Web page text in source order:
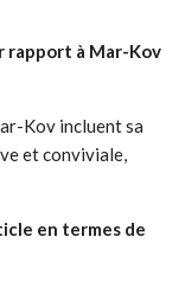
rapport à Mar-Kov
Kov incluent sa
et conviviale,
en termes de